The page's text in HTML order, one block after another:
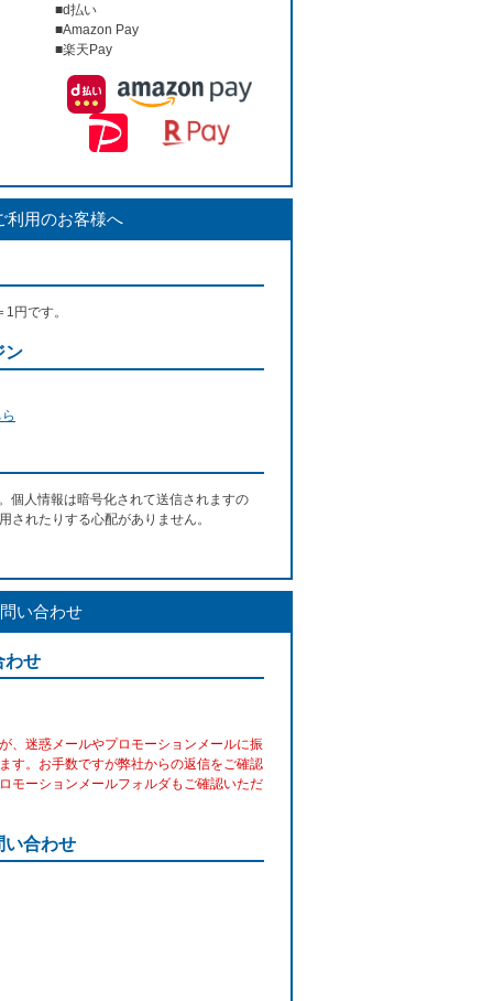
■d払い
■Amazon Pay
■楽天Pay
利用のお客様へ
円です。
ン
個人情報は暗号化されて送信されますの
されたりする心配がありません。
い合わせ
わせ
、迷惑メールやプロモーションメールに振
す。お手数ですが弊社からの返信をご確認
モーションメールフォルダもご確認いただ
い合わせ